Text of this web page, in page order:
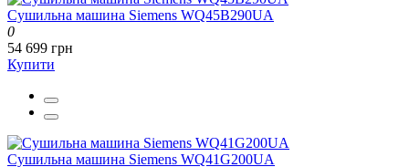
Сушильна машина Siemens WQ45B290UA
0
54 699 грн
Купити
Сушильна машина Siemens WQ41G200UA